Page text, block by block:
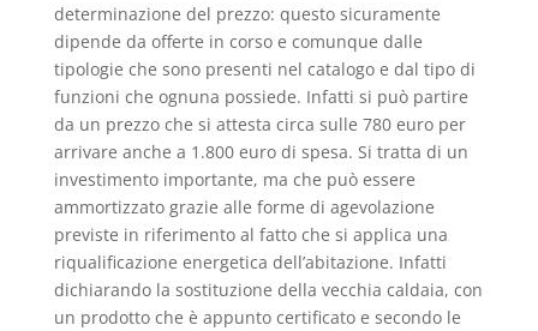
determinazione del prezzo: questo sicuramente
dipende da offerte in corso e comunque dalle
tipologie che sono presenti nel catalogo e dal tipo di
funzioni che ognuna possiede. Infatti si può partire
da un prezzo che si attesta circa sulle 780 euro per
arrivare anche a 1.800 euro di spesa. Si tratta di un
investimento importante, ma che può essere
ammortizzato grazie alle forme di agevolazione
previste in riferimento al fatto che si applica una
riqualificazione energetica dell’abitazione. Infatti
dichiarando la sostituzione della vecchia caldaia, con
un prodotto che è appunto certificato e secondo le